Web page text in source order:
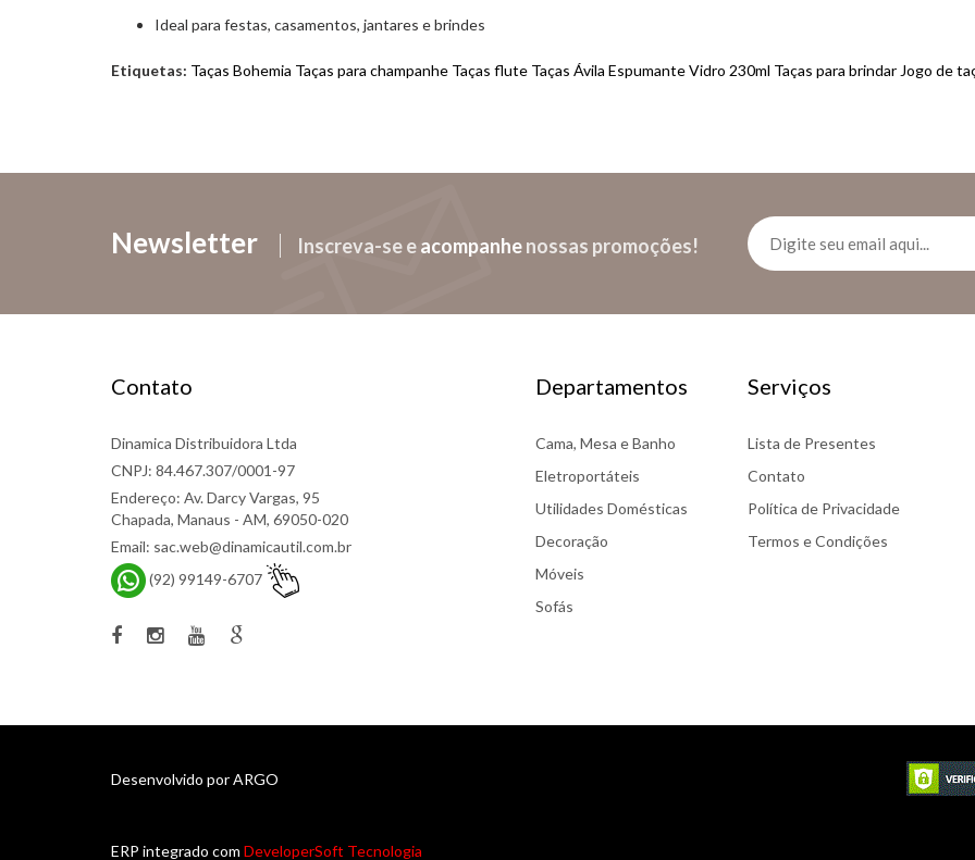
Ideal para festas, casamentos, jantares e brindes
Etiquetas: Taças Bohemia Taças para champanhe Taças flute Taças Ávila Espumante Vidro 230ml Taças para brindar Jogo de
Newsletter Inscreva-se eacompanhenossas promoções!
Contato
Dinamica Distribuidora Ltda
CNPJ: 84.467.307/0001-97
Endereço: Av. Darcy Vargas, 95
Chapada, Manaus - AM, 69050-020
Email: sac.web@dinamicautil.com.br
(92) 99149-6707
Departamentos
Cama, Mesa e Banho
Eletroportáteis
Utilidades Domésticas
Decoração
Móveis
Sofás
Serviços
Lista de Presentes
Contato
Política de Privacidade
Termos e Condições
Desenvolvido porARGO
ERP integrado com DeveloperSoft Tecnologia